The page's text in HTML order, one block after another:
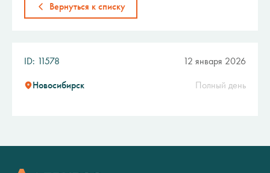
Вернуться к списку
ID: 11578 12 января 2026
Новосибирск Полный день